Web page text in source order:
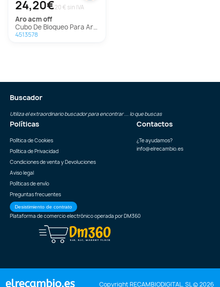
24,20€20 € sin IVA
aroacm off
Cubo De Bloqueo Para Aro Acm Off
4513578
Buscador
Utiliza el extraordinario buscador para encontrar ... lo que buscas
Políticas
Política de Cookies
Política de Privacidad
Condiciones de venta y Devoluciones
Aviso legal
Políticas de envío
Preguntas frecuentes
Desistimiento de contrato
Contactos
¿Te ayudamos?
info@elrecambio.es
Plataforma de comercio electrónico operada porDM360
Copyright RECAMBIODIGITAL, SL © 2026